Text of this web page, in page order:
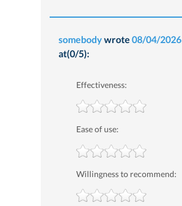
somebodywrote 08/04/2026
at(0/5):
Effectiveness:
Ease of use:
Willingness to recommend: